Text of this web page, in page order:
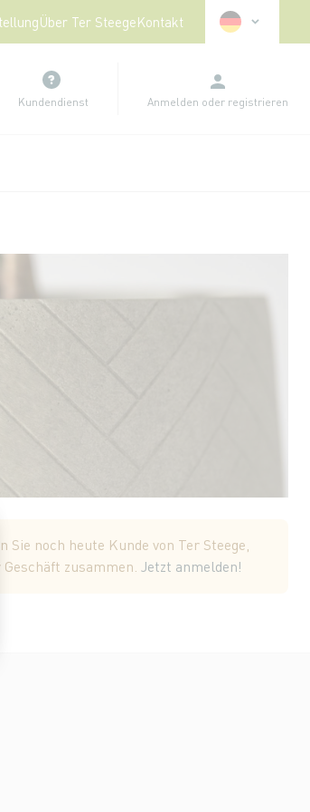
Über Ter SteegeKontakt
Sprache
Kundendienst Anmelden oder registrieren
Sie noch heute Kunde von Ter Steege,
zusammen. Jetzt anmelden!